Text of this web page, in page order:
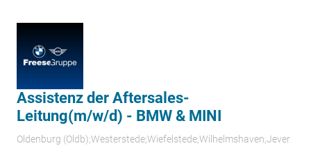
Assistenz der Aftersales-
Leitung(m/w/d) - BMW & MINI
Oldenburg (Oldb);Westerstede;Wiefelstede;Wilhelmshaven;Jever